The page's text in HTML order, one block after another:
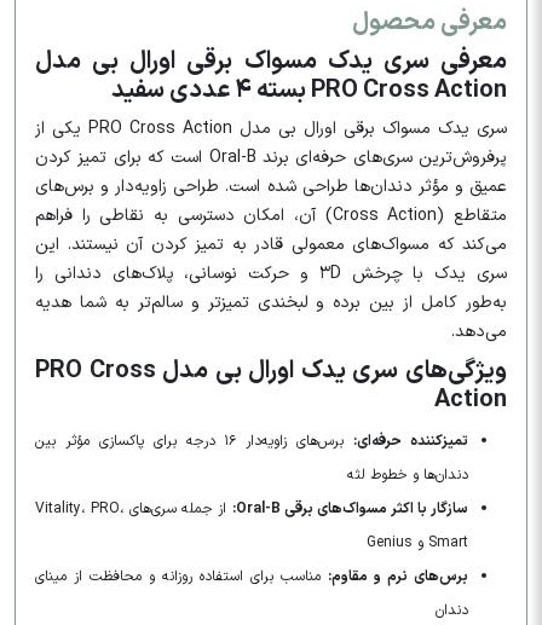
معرفی محصول
معرفی سری یدک مسواک برقی اورال بی مدل
PRO Cross Action بسته ۴ عددی سفید
سری یدک مسواک برقی اورال بی مدل PRO Cross Action یکی از
پرفروش‌ترین سری‌های حرفه‌ای برند Oral-B است که برای تمیز کردن
عمیق و مؤثر دندان‌ها طراحی شده است. طراحی زاویه‌دار و برس‌های
متقاطع (Cross Action) آن، امکان دسترسی به نقاطی را فراهم
می‌کند که مسواک‌های معمولی قادر به تمیز کردن آن نیستند. این
سری یدک با چرخش ۳D و حرکت نوسانی، پلاک‌های دندانی را
به‌طور کامل از بین برده و لبخندی تمیزتر و سالم‌تر به شما هدیه
می‌دهد.
ویژگی‌های سری یدک اورال بی مدل PRO Cross
Action
تمیزکننده حرفه‌ای:
برس‌های زاویه‌دار ۱۶ درجه برای پاکسازی مؤثر بین
دندان‌ها و خطوط لثه
سازگار با اکثر مسواک‌های برقی Oral-B:
از جمله سری‌های Vitality، PRO،
Smart و Genius
برس‌های نرم و مقاوم: مناسب برای استفاده روزانه و محافظت از مینای
دندان